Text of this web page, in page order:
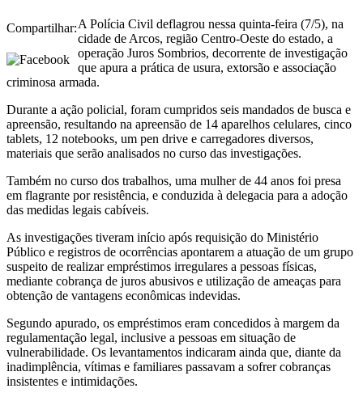
Compartilhar:A Polícia Civil deflagrou nessa quinta-feira (7/5), na
cidade de Arcos, região Centro-Oeste do estado, a
operação Juros Sombrios, decorrente de investigação
que apura a prática de usura, extorsão e associação
criminosa armada.
Durante a ação policial, foram cumpridos seis mandados de busca e
apreensão, resultando na apreensão de 14 aparelhos celulares, cinco
tablets, 12 notebooks, um pen drive e carregadores diversos,
materiais que serão analisados no curso das investigações.
Também no curso dos trabalhos, uma mulher de 44 anos foi presa
em flagrante por resistência, e conduzida à delegacia para a adoção
das medidas legais cabíveis.
As investigações tiveram início após requisição do Ministério
Público e registros de ocorrências apontarem a atuação de um grupo
suspeito de realizar empréstimos irregulares a pessoas físicas,
mediante cobrança de juros abusivos e utilização de ameaças para
obtenção de vantagens econômicas indevidas.
Segundo apurado, os empréstimos eram concedidos à margem da
regulamentação legal, inclusive a pessoas em situação de
vulnerabilidade. Os levantamentos indicaram ainda que, diante da
inadimplência, vítimas e familiares passavam a sofrer cobranças
insistentes e intimidações.